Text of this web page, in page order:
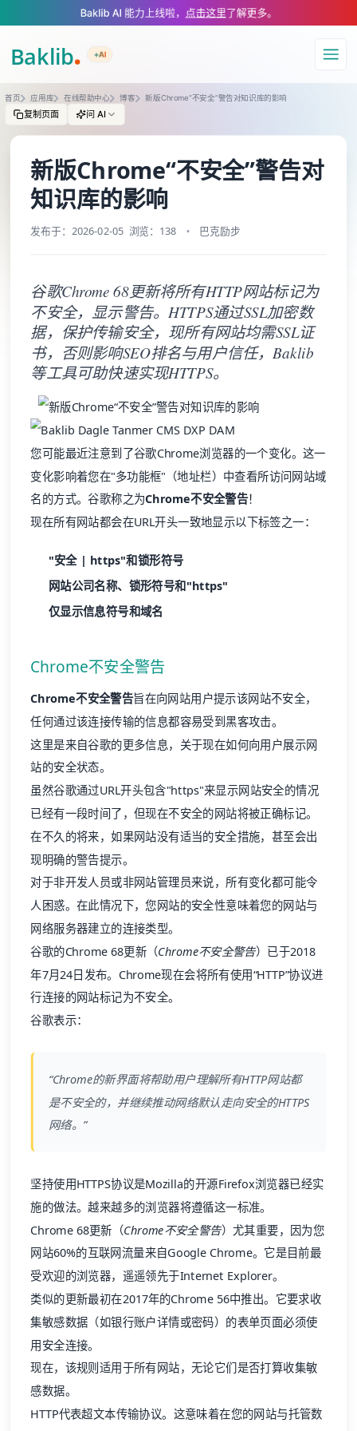
A Markdown version of this page is available at https://
Baklib AI 能力上线啦， 点击这里了解更多。
+AI
导航
首页 应用库 在线帮助中心 博客 新版Chrome“不安全”警告对知识库的影响
复制页面 问 AI
新版Chrome“不安全”警告对
知识库的影响
发布于：2026-02-05 浏览：138 巴克励步
谷歌Chrome 68更新将所有HTTP网站标记为
不安全，显示警告。HTTPS通过SSL加密数
据，保护传输安全，现所有网站均需SSL证
书，否则影响SEO排名与用户信任，Baklib
等工具可助快速实现HTTPS。
您可能最近注意到了谷歌Chrome浏览器的一个变化。这一
变化影响着您在"多功能框"（地址栏）中查看所访问网站域
名的方式。谷歌称之为Chrome不安全警告！
现在所有网站都会在URL开头一致地显示以下标签之一：
"安全 | https"和锁形符号
网站公司名称、锁形符号和"https"
仅显示信息符号和域名
Chrome不安全警告
Chrome不安全警告旨在向网站用户提示该网站不安全，
任何通过该连接传输的信息都容易受到黑客攻击。
这里是来自谷歌的更多信息，关于现在如何向用户展示网
站的安全状态。
虽然谷歌通过URL开头包含"https"来显示网站安全的情况
已经有一段时间了，但现在不安全的网站将被正确标记。
在不久的将来，如果网站没有适当的安全措施，甚至会出
现明确的警告提示。
对于非开发人员或非网站管理员来说，所有变化都可能令
人困惑。在此情况下，您网站的安全性意味着您的网站与
网络服务器建立的连接类型。
谷歌的Chrome 68更新 （Chrome不安全警告）已于2018
年7月24日发布。Chrome现在会将所有使用“HTTP”协议进
行连接的网站标记为不安全。
谷歌表示：
“Chrome的新界面将帮助用户理解所有HTTP网站都
是不安全的，并继续推动网络默认走向安全的HTTPS
网络。”
坚持使用HTTPS协议是Mozilla的开源Firefox浏览器已经实
施的做法。越来越多的浏览器将遵循这一标准。
Chrome 68更新（Chrome不安全警告）尤其重要，因为您
网站60%的互联网流量来自Google Chrome。它是目前最
受欢迎的浏览器，遥遥领先于Internet Explorer。
类似的更新最初在2017年的Chrome 56中推出。它要求收
集敏感数据（如银行账户详情或密码）的表单页面必须使
用安全连接。
现在，该规则适用于所有网站，无论它们是否打算收集敏
感数据。
HTTP代表超文本传输协议。这意味着在您的网站与托管数